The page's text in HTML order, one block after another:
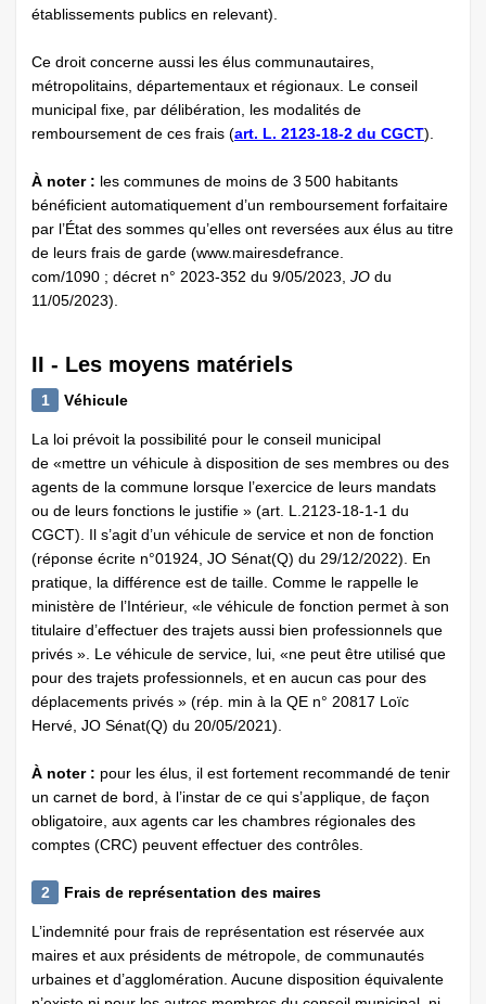
établissements publics en relevant).
Ce droit concerne aussi les élus communautaires,
métropolitains, départementaux et régionaux. Le conseil
municipal fixe, par délibération, les modalités de
remboursement de ces frais (art. L. 2123-18-2 du CGCT).
À noter : les communes de moins de 3 500 habitants
bénéficient automatiquement d’un remboursement forfaitaire
par l’État des sommes qu’elles ont reversées aux élus au titre
de leurs frais de garde (www.mairesdefrance.
com/1090 ; décret n° 2023-352 du 9/05/2023, JO du
11/05/2023).
II - Les moyens matériels
1 Véhicule
La loi prévoit la possibilité pour le conseil municipal
de «mettre un véhicule à disposition de ses membres ou des
agents de la commune lorsque l’exercice de leurs mandats
ou de leurs fonctions le justifie » (art. L.2123-18-1-1 du
CGCT). Il s’agit d’un véhicule de service et non de fonction
(réponse écrite n°01924, JO Sénat(Q) du 29/12/2022). En
pratique, la différence est de taille. Comme le rappelle le
ministère de l’Intérieur, «le véhicule de fonction permet à son
titulaire d’effectuer des trajets aussi bien professionnels que
privés ». Le véhicule de service, lui, «ne peut être utilisé que
pour des trajets professionnels, et en aucun cas pour des
déplacements privés » (rép. min à la QE n° 20817 Loïc
Hervé, JO Sénat(Q) du 20/05/2021).
À noter : pour les élus, il est fortement recommandé de tenir
un carnet de bord, à l’instar de ce qui s’applique, de façon
obligatoire, aux agents car les chambres régionales des
comptes (CRC) peuvent effectuer des contrôles.
2 Frais de représentation des maires
L’indemnité pour frais de représentation est réservée aux
maires et aux présidents de métropole, de communautés
urbaines et d’agglomération. Aucune disposition équivalente